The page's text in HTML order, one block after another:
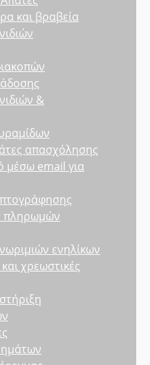
και βραβεία
&
απασχόλησης
μέσω email για
πληρωμών
ενηλίκων
χρεωστικές